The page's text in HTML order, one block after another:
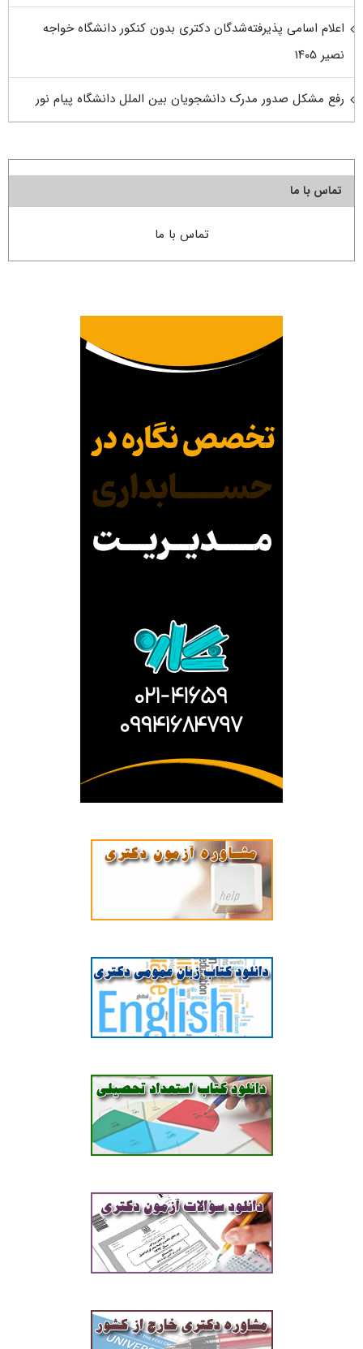
اعلام اسامی پذیرفته‌شدگان دکتری بدون کنکور دانشگاه خواجه
نصیر ۱۴۰۵
رفع مشکل صدور مدرک دانشجویان بین الملل دانشگاه پیام نور
تماس با ما
تماس با ما